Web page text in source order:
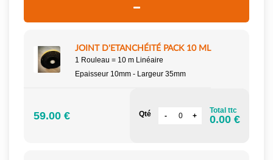
JOINT D'ETANCHÉITÉ PACK 10 ML
1 Rouleau = 10 m Linéaire
Epaisseur 10mm - Largeur 35mm
59.00 € Qté Total ttc
0.00 €